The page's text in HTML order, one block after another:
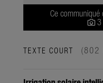
Ce
TEXTE COURT (802